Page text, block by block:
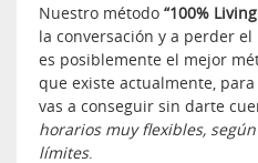
Nuestro método “100%
la conversación y a perder
es posiblemente el mejor
que existe actualmente,
vas a conseguir sin darte
horarios muy flexibles,
límites.